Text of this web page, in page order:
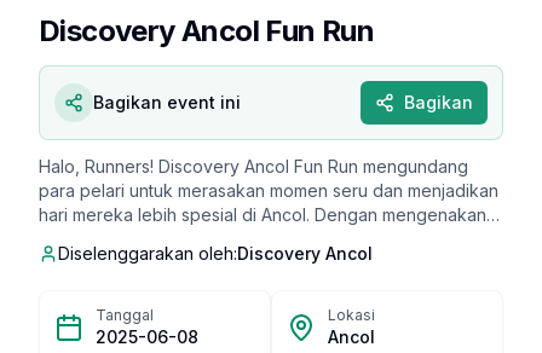
Discovery Ancol Fun Run
Bagikan event ini Bagikan
Halo, Runners! Discovery Ancol Fun Run mengundang
para pelari untuk merasakan momen seru dan menjadikan
hari mereka lebih spesial di Ancol. Dengan mengenakan
merayakan kebahagiaan bersama dalam acara ini.
dan jadilah bagian dari pengalaman tak terlupakan!
Diselenggarakan oleh:Discovery Ancol
Tanggal
2025-06-08
Lokasi
Ancol